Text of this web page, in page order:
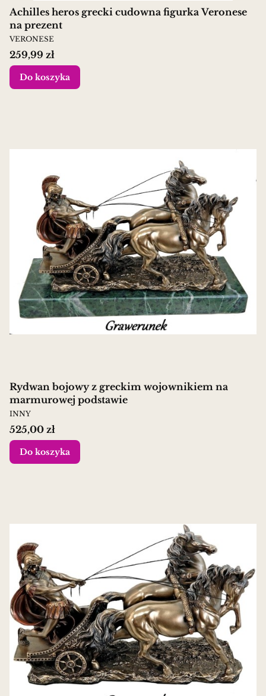
Achilles heros grecki cudowna figurka Veronese
na prezent
PRODUCENT
VERONESE
Cena
259,99 zł
Do koszyka
Rydwan bojowy z greckim wojownikiem na
marmurowej podstawie
PRODUCENT
INNY
Cena
525,00 zł
Do koszyka